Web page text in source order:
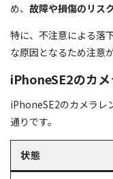
め、 故障や損傷のリス
特に、不注意による落
な原因となるため注意
iPhoneSE2のカ
iPhoneSE2のカメラレ
通りです。
状態